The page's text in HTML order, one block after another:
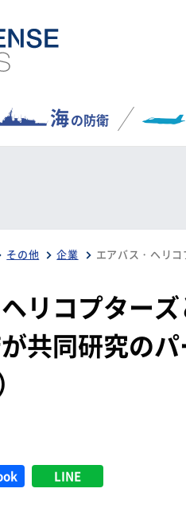
海の防衛
その他 企業
リコプター
共同研究の
LINE